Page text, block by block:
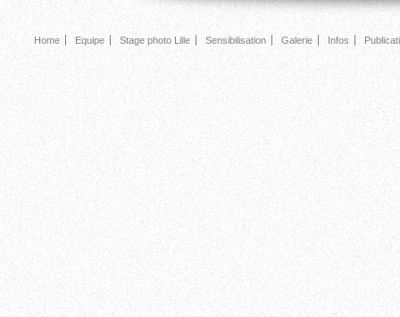
Home Equipe Stage photo Lille Sensibilisation Galerie Infos